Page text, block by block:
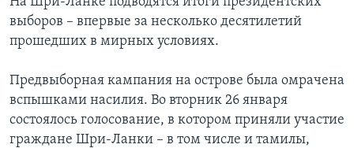
поискДИСКУССИЯ VOA
НЬЮ-ЙОРК NEW YORK
АМЕРИКА. БОЛЬШОЕ ПУТЕШЕСТВИЕ
АРТЕФАКТЫ
ТЕСТЫ
ЗА СВОБОДУ ПРЕССЫ
ВИДЕО
ПОДПИСКА НА НОВОСТИ
выборов – впервые за несколько десятилетий
прошедших в мирных условиях.
Предвыборная кампания на острове была омрачена
вспышками насилия. Во вторник 26 января
состоялось голосование, в котором приняли участие
граждане Шри-Ланки – в том числе и тамилы,